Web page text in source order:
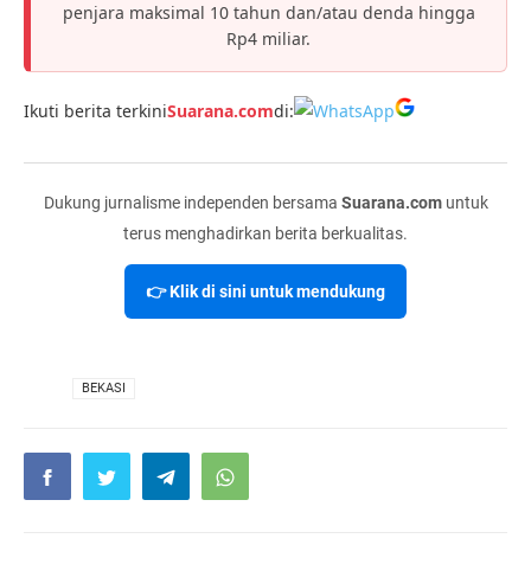
penjara maksimal 10 tahun dan/atau denda hingga
Rp4 miliar.
Ikuti berita terkiniSuarana.comdi:
Dukung jurnalisme independen bersama Suarana.comuntuk
terus menghadirkan berita berkualitas.
👉 Klik di sini untuk mendukung
BEKASI